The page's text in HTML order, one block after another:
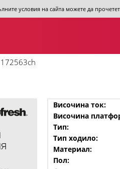
условия на сайта можете да
Височина ток:
Височина
Тип:
Тип ходило:
Материал:
Пол: